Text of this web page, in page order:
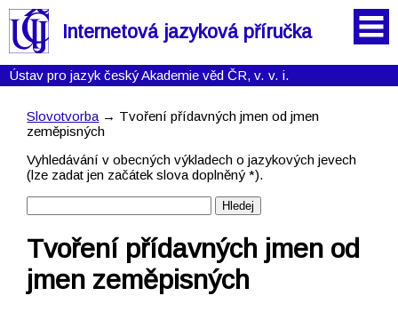
Internetová jazyková příručka
Ústav pro jazyk český Akademie věd ČR, v. v. i.
Slovotvorba → Tvoření přídavných jmen od jmen
zeměpisných
Vyhledávání v obecných výkladech o jazykových jevech
(lze zadat jen začátek slova doplněný *).
Tvoření přídavných jmen od
jmen zeměpisných